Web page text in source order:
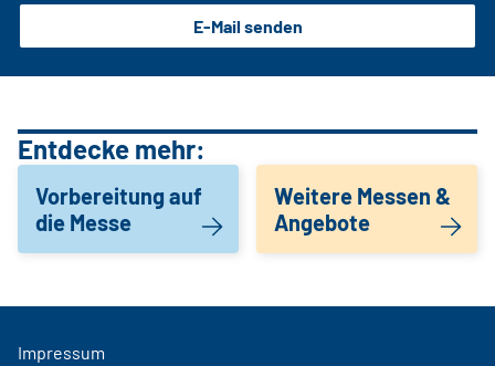
E-Mail senden
Entdecke mehr:
Vorbereitung auf
die Messe
Weitere Messen &
Angebote
Impressum